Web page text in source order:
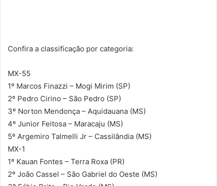
Confira a classificação por categoria:
MX-55
1º Marcos Finazzi – Mogi Mirim (SP)
2º Pedro Cirino – São Pedro (SP)
3º Norton Mendonça – Aquidauana (MS)
4º Junior Feitosa – Maracaju (MS)
5º Argemiro Talmelli Jr – Cassilândia (MS)
MX-1
1º Kauan Fontes – Terra Roxa (PR)
2º João Cassel – São Gabriel do Oeste (MS)